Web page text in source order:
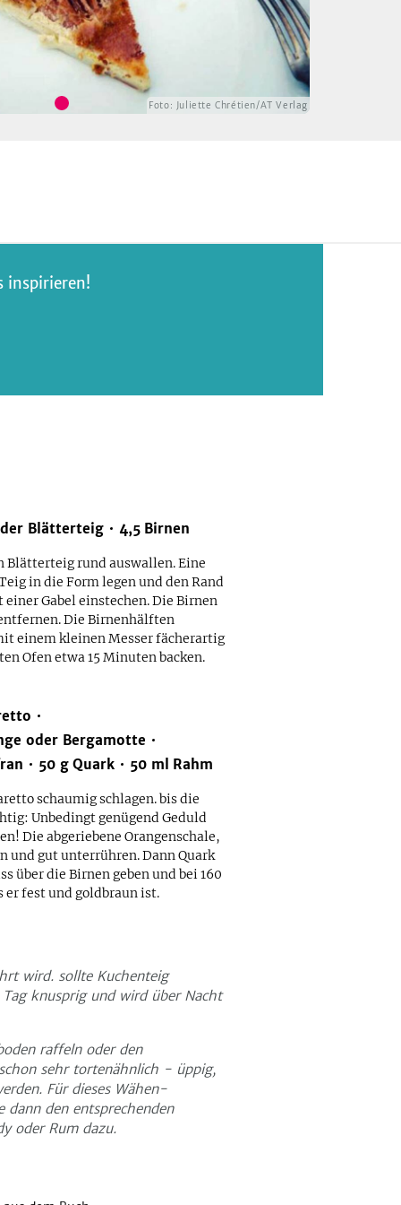
Foto: Juliette Chrétien/AT Verlag
inspirieren!
Blätterteig 4,5 Birnen
Blätterteig rund auswallen. Eine
in die Form legen und den Rand
Gabel einstechen. Die Birnen
Die Birnenhälften
einem kleinen Messer fächerartig
Ofen etwa 15 Minuten backen.
oder Bergamotte
50 g Quark 50 ml Rahm
schaumig schlagen. bis die
Unbedingt genügend Geduld
Die abgeriebene Orangenschale,
und gut unterrühren. Dann Quark
über die Birnen geben und bei 160
er fest und goldbraun ist.
wird. sollte Kuchenteig
knusprig und wird über Nacht
raffeln oder den
sehr tortenähnlich - üppig,
Für dieses Wähen-
dann den entsprechenden
oder Rum dazu.